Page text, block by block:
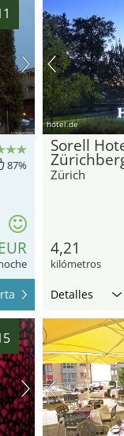
87%
hotel.de
Sorell
Zürich
4,21
kilómetros
Detalles